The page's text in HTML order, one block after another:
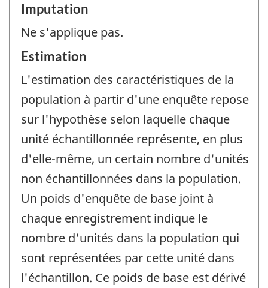
Imputation
Ne s'applique pas.
Estimation
L'estimation des caractéristiques de la
population à partir d'une enquête repose
sur l'hypothèse selon laquelle chaque
unité échantillonnée représente, en plus
d'elle-même, un certain nombre d'unités
non échantillonnées dans la population.
Un poids d'enquête de base joint à
chaque enregistrement indique le
nombre d'unités dans la population qui
sont représentées par cette unité dans
l'échantillon. Ce poids de base est dérivé